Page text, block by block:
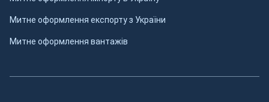
Митне оформлення експорту з України
Митне оформлення вантажів